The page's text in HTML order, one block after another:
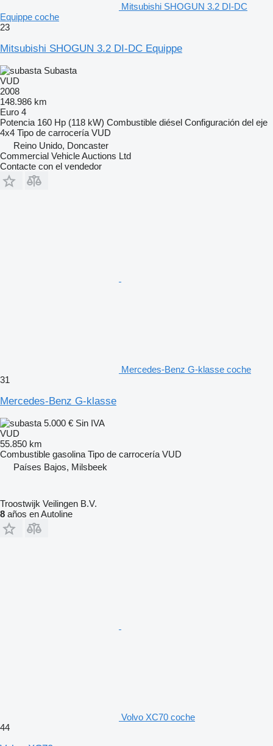
Mitsubishi SHOGUN 3.2 DI-DC
Equippe coche
23
Mitsubishi SHOGUN 3.2 DI-DC Equippe
Subasta
VUD
2008
148.986 km
Euro 4
Potencia 160 Hp (118 kW) Combustible diésel Configuración del eje
4x4 Tipo de carrocería VUD
Reino Unido, Doncaster
Commercial Vehicle Auctions Ltd
Contacte con el vendedor
Mercedes-Benz G-klasse coche
31
Mercedes-Benz G-klasse
5.000 € Sin IVA
VUD
55.850 km
Combustible gasolina Tipo de carrocería VUD
Países Bajos, Milsbeek
Troostwijk Veilingen B.V.
8 años en Autoline
Volvo XC70 coche
44